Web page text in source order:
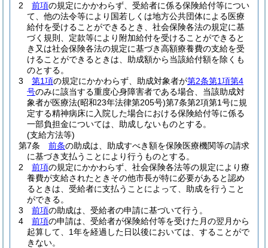
2
前項の規定にかかわらず、受給者に係る保険給付等につい
て、他の法令等により国若しくは地方公共団体による医療
給付を受けることができるとき、社会保険各法の規定に基
づく規則、定款等により附加給付を受けることができると
き又は社会保険各法の規定に基づき高額療養費の支給を受
けることができるときは、助成額から当該給付額を除くも
のとする。
3
第1項の規定にかかわらず、助成対象者が第2条第1項第4
号のみに該当する重度心身障害者である場合、当該助成対
象者が医療法(昭和23年法律第205号)第7条第2項第1号に規
定する精神病床に入院した場合における保険給付等に係る
一部負担金については、助成しないものとする。
(支給方法等)
第7条
前条の助成は、助成すべき額を保険医療機関等の請求
に基づき支払うことにより行うものとする。
2
前項の規定にかかわらず、社会保険各法等の規定により療
養費が支給されたときその他市長が特に必要があると認め
るときは、受給者に支払うことによって、助成を行うこと
ができる。
3
前項の助成は、受給者の申請に基づいて行う。
4
前項の申請は、受給者が保険給付等を受けた月の翌月から
起算して、1年を経過した日以後においては、することがで
きない。